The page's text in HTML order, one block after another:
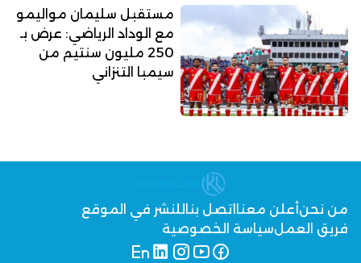
مستقبل سليمان مواليمو
مع الوداد الرياضي: عرض بـ
250 مليون سنتيم من
سيمبا التنزاني
من نحنأعلن معنا اتصل بنا للنشر في الموقع
فريق العملسياسة الخصوصية